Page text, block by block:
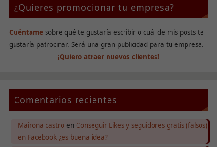
¿Quieres promocionar tu empresa?
Cuéntamesobre qué te gustaría escribir o cuál de mis posts te
gustaría patrocinar. Será una gran publicidad para tu empresa.
¡Quiero atraer nuevos clientes!
Comentarios recientes
Mairona castroen Conseguir Likes y seguidores gratis (falsos)
en Facebook ¿es buena idea?
Estadísticas
podamos
mejorar la
funcionalidad
y estructura
Experiencia